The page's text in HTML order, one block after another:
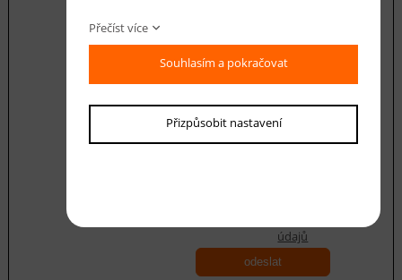
údajů
odeslat
Přečíst více
Souhlasím a pokračovat
Přizpůsobit nastavení